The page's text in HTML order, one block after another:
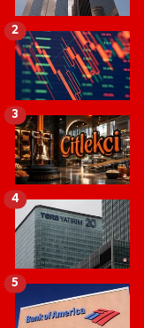
2
3
4
5